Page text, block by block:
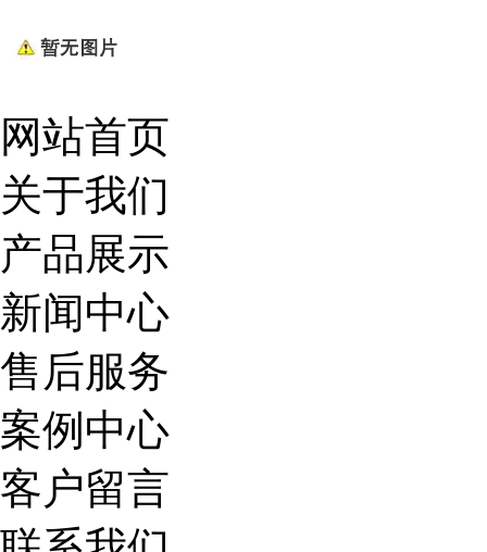
网站首页
关于我们
产品展示
新闻中心
售后服务
案例中心
客户留言